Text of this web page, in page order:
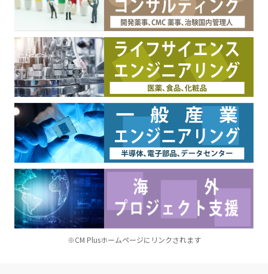
※CM Plusホームページにリンクされます